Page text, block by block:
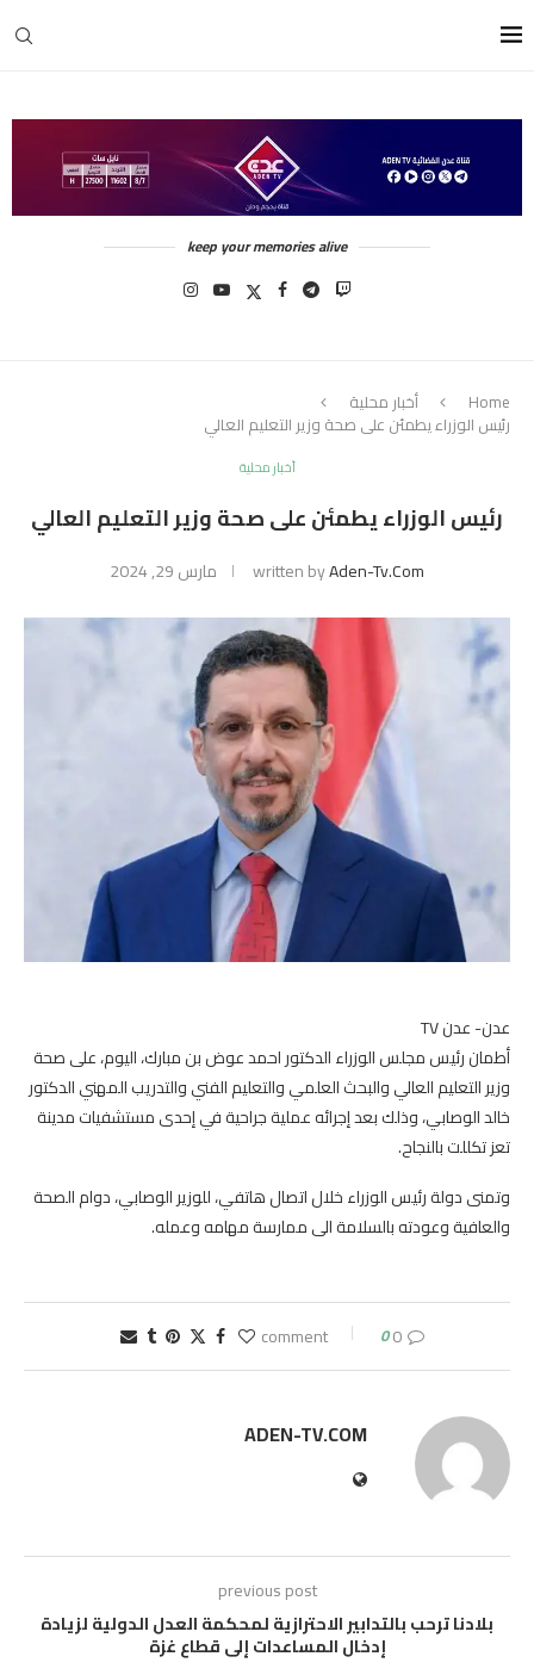
keep your memories alive
Home أخبار محلية
رئيس الوزراء يطمئن على صحة وزير التعليم العالي
أخبار محلية
رئيس الوزراء يطمئن على صحة وزير التعليم العالي
written byAden-Tv.com مارس 29, 2024
عدن- عدن TV
أطمان رئيس مجلس الوزراء الدكتور احمد عوض بن مبارك، اليوم، على صحة
وزير التعليم العالي والبحث العلمي والتعليم الفني والتدريب المهني الدكتور
خالد الوصابي، وذلك بعد إجرائه عملية جراحية في إحدى مستشفيات مدينة
تعز تكللت بالنجاح.
وتمنى دولة رئيس الوزراء خلال اتصال هاتفي، للوزير الوصابي، دوام الصحة
والعافية وعودته بالسلامة الى ممارسة مهامه وعمله.
0 comment
0
ADEN-TV.COM
previous post
بلادنا ترحب بالتدابير الاحترازية لمحكمة العدل الدولية لزيادة
إدخال المساعدات إلى قطاع غزة